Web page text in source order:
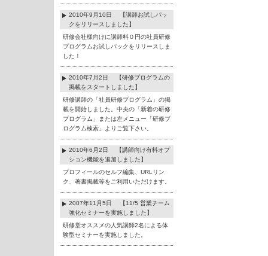
2010年9月10日 【講師お試しパッ
クをリリースしました】
研修会社様向けに講師料０円の社員研修
プログラムお試しパックをリリースしま
した！
2010年7月2日 【研修プログラムの
掲載をスタートしました】
研修講師の「社員研修プログラム」の掲
載を開始しました。中央の「新着の研修
プログラム」または左メニュー「研修プ
ログラム検索」よりご覧下さい。
2010年6月2日 【講師向け有料オプ
ション機能を追加しました】
プロフィールのセルフ編集、URLリン
ク、著書掲載等をご利用いただけます。
2007年11月5日 【11/5 営業チーム
強化セミナーを実施しました】
研修堂オススメの人気講師2名による体
験型セミナーを実施しました。